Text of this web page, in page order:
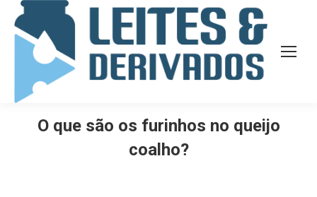
O que são os furinhos no queijo
coalho?